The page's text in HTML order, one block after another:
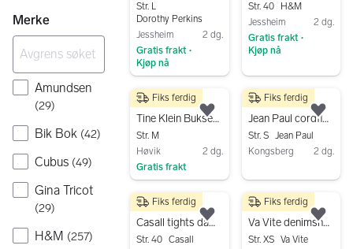
Merke
Amundsen
(29)
Bik Bok (42)
Cubus (49)
Gina Tricot
(29)
H&M (257)
Str. L
Dorothy Perkins
Jessheim
2 dg.
Gratis frakt •
Kjøp nå
Str. 40
H&M
Jessheim
2 dg.
Gratis frakt •
Kjøp nå
Gå til annonsen
250 kr
Tine Klein Bukser Flerfarget M
Str. M
Høvik
2 dg.
Gratis frakt
Fiks ferdig
Legg til som favoritt.
250 kr
Jean Paul cordfløyel shorts dame S flerfarget
Str. S Jean Paul
Kongsberg
2 dg.
Fiks ferdig
150 kr
Casall tights dame flerfarget polyester str. 40
Str. 40 Casall
Fiks ferdig
Legg til som favoritt.
40 kr
Va Vite denimshorts XS flerfarget dame + sort knebukse i bomull M
Str. XS Va Vite
Fiks ferdig